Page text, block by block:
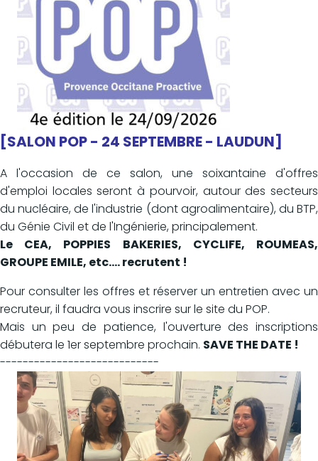
[SALON POP - 24 SEPTEMBRE - LAUDUN]
A l'occasion de ce salon, une soixantaine d'offres
d'emploi locales seront à pourvoir, autour des secteurs
du nucléaire, de l'industrie (dont agroalimentaire), du BTP,
du Génie Civil et de l'Ingénierie, principalement.
Le CEA, POPPIES BAKERIES, CYCLIFE, ROUMEAS,
GROUPE EMILE, etc.... recrutent !
Pour consulter les offres et réserver un entretien avec un
recruteur, il faudra vous inscrire sur le site du POP.
Mais un peu de patience, l'ouverture des inscriptions
débutera le 1er septembre prochain. SAVE THE DATE !
----------------------------